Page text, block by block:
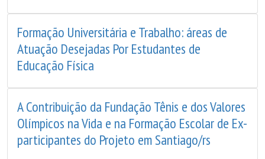
Formação Universitária e Trabalho: áreas de
Atuação Desejadas Por Estudantes de
Educação Física
A Contribuição da Fundação Tênis e dos Valores
Olímpicos na Vida e na Formação Escolar de Ex-
participantes do Projeto em Santiago/rs